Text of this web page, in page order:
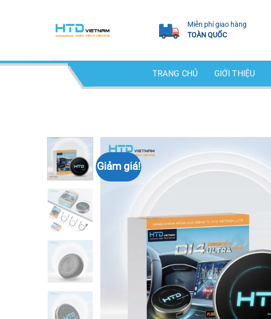
Miễn phí giao hàng
TOÀN QUỐC
TRANG CHỦ GIỚI THIỆU
Giảm giá!